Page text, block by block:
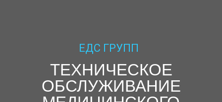
ЕДС ГРУПП
ТЕХНИЧЕСКОЕ
ОБСЛУЖИВАНИЕ